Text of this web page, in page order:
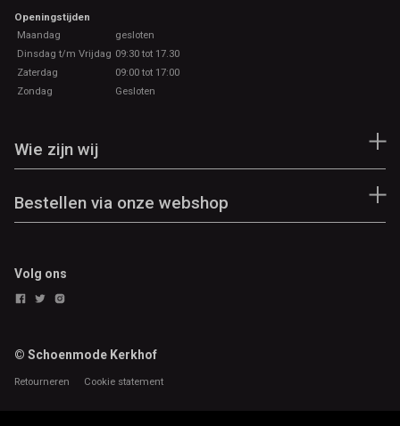
Openingstijden
Maandag
gesloten
Dinsdag t/m Vrijdag 09:30 tot 17.30
Zaterdag
09:00 tot 17:00
Zondag
Gesloten
Wie zijn wij
Bestellen via onze webshop
Volg ons
© Schoenmode Kerkhof
Retourneren Cookie statement